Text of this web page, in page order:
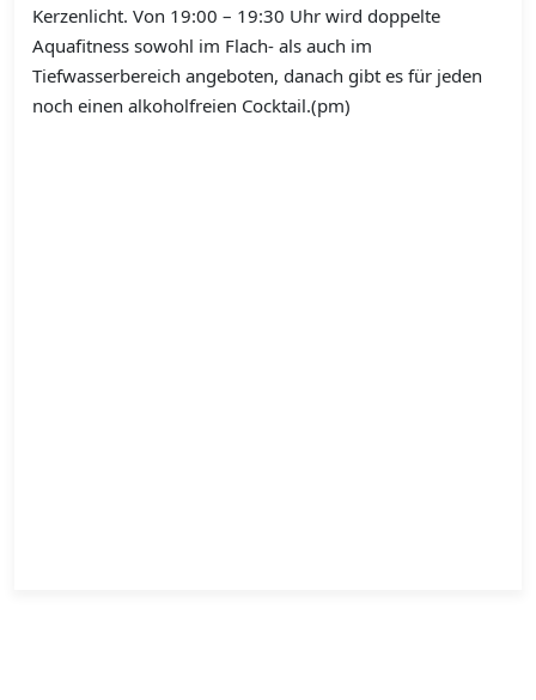
Kerzenlicht. Von 19:00 – 19:30 Uhr wird doppelte
Aquafitness sowohl im Flach- als auch im
Tiefwasserbereich angeboten, danach gibt es für jeden
noch einen alkoholfreien Cocktail.(pm)